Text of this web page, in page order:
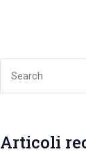
Articoli